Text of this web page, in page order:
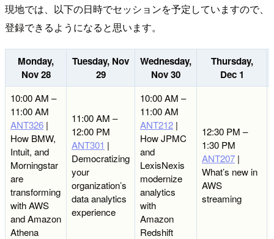
現地では、以下の日時でセッションを予定していますので、
登録できるようになると思います。
Monday,
Nov 28
Tuesday, Nov
29
Wednesday,
Nov 30
Thursday,
Dec 1
10:00 AM –
11:00 AM
ANT326 |
How BMW,
Intuit, and
Morningstar
are
transforming
with AWS
and Amazon
Athena
11:00 AM –
12:00 PM
ANT301 |
Democratizing
your
organization’s
data analytics
experience
10:00 AM –
11:00 AM
ANT212 |
How JPMC
and
LexisNexis
modernize
analytics
with
Amazon
Redshift
12:30 PM –
1:30 PM
ANT207 |
What’s new in
AWS
streaming